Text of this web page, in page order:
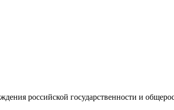
российской государственности и